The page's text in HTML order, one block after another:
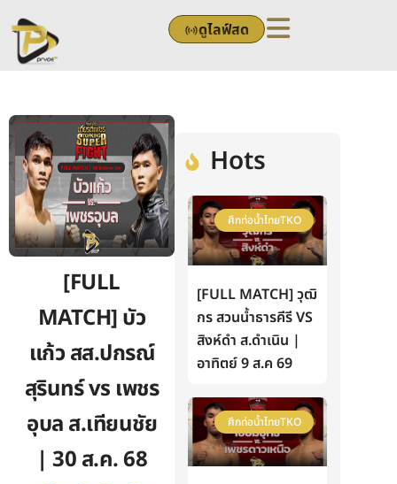
to
content
ดูไลฟ์สด
[FULL
MATCH] บัว
แก้ว สส.ปกรณ์
สุรินทร์ vs เพชร
อุบล ส.เทียนชัย
| 30 ส.ค. 68
Hots
ศึกท่อน้ำไทยTKO
[FULL MATCH] วุฒิ
กร สวนน้ำธารคีรี VS
สิงห์ดำ ส.ดำเนิน |
อาทิตย์ 9 ส.ค 69
ศึกท่อน้ำไทยTKO